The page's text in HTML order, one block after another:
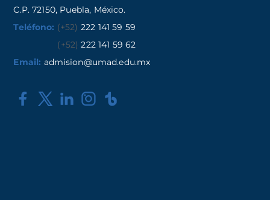
C.P. 72150, Puebla, México.
Teléfono: (+52) 222 141 59 59
(+52) 222 141 59 62
Email: admision@umad.edu.mx